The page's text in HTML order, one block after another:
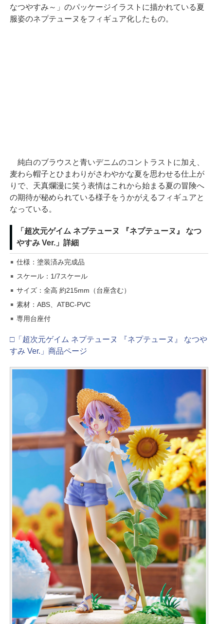
なつやすみ～」のパッケージイラストに描かれている夏
服姿のネプテューヌをフィギュア化したもの。
純白のブラウスと青いデニムのコントラストに加え、
麦わら帽子とひまわりがさわやかな夏を思わせる仕上が
りで、天真爛漫に笑う表情はこれから始まる夏の冒険へ
の期待が秘められている様子をうかがえるフィギュアと
なっている。
「超次元ゲイム ネプテューヌ 『ネプテューヌ』 なつ
やすみ Ver.」詳細
仕様：塗装済み完成品
スケール：1/7スケール
サイズ：全高 約215mm（台座含む）
素材：ABS、ATBC-PVC
専用台座付
□「超次元ゲイム ネプテューヌ 『ネプテューヌ』 なつや
すみ Ver.」商品ページ